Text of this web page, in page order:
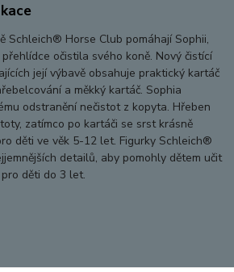
Schleich® Horse Club pomáhají Sophii,
očistila svého koně. Nový čistící
její výbavě obsahuje praktický kartáč
a měkký kartáč. Sophia
odstranění nečistot z kopyta. Hřeben
zatímco po kartáči se srst krásně
děti ve věk 5-12 let. Figurky Schleich®
detailů, aby pomohly dětem učit
děti do 3 let.